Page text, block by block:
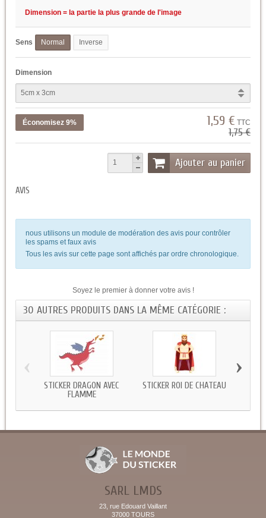
Dimension = la partie la plus grande de l'image
Sens Normal Inverse
Dimension
Économisez 9% 1,59 € TTC
1,75 €
Ajouter au panier
AVIS
nous utilisons un module de modération des avis pour contrôler
les spams et faux avis
Tous les avis sur cette page sont affichés par ordre chronologique.
Soyez le premier à donner votre avis !
30 AUTRES PRODUITS DANS LA MÊME CATÉGORIE :
STICKER DRAGON AVEC
FLAMME
STICKER ROI DE CHATEAU
‹ ›
SARL LMDS
23, rue Edouard Vaillant
37000 TOURS